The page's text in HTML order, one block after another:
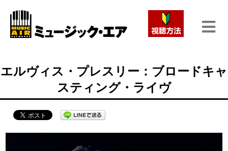
エルヴィス・プレスリー：ブロードキャ
スティング・ライヴ